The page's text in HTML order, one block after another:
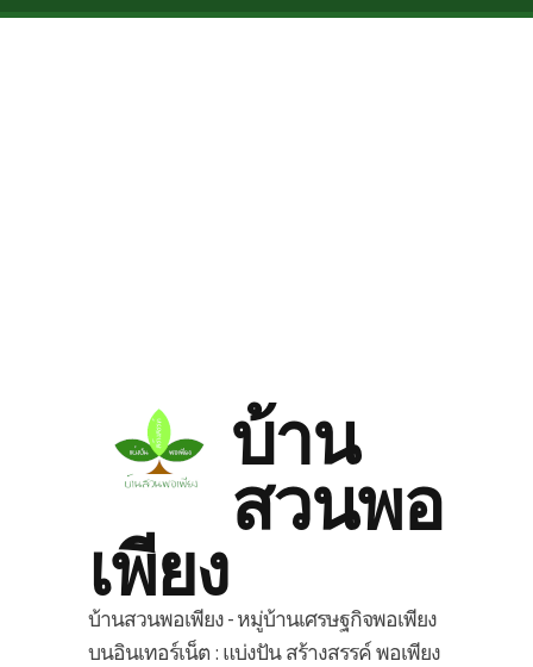
Skip to main content
บ้าน
สวนพอ
เพียง
บ้านสวนพอเพียง - หมู่บ้านเศรษฐกิจพอเพียง
บนอินเทอร์เน็ต : แบ่งปัน สร้างสรรค์ พอเพียง